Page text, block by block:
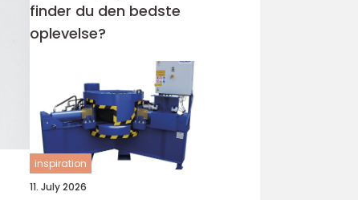
finder du den bedste
oplevelse?
inspiration
11. July 2026